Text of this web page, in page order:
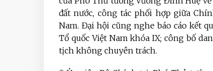
đất nước, công tác phối hợp giữa
Nam. Đại hội cũng nghe báo cáo kết
Tổ quốc Việt Nam khóa IX; công bố
tịch không chuyên trách.